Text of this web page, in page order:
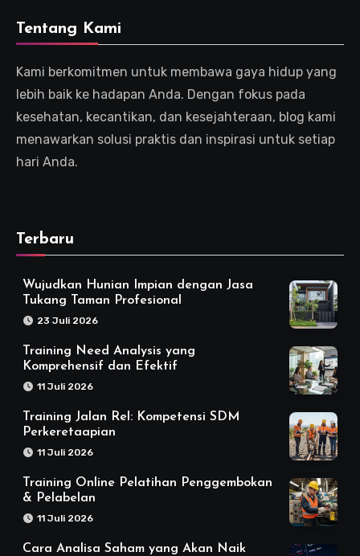
Tentang Kami
Kami berkomitmen untuk membawa gaya hidup yang
lebih baik ke hadapan Anda. Dengan fokus pada
kesehatan, kecantikan, dan kesejahteraan, blog kami
menawarkan solusi praktis dan inspirasi untuk setiap
hari Anda.
Terbaru
Wujudkan Hunian Impian dengan Jasa
Tukang Taman Profesional
23 Juli 2026
Training Need Analysis yang
Komprehensif dan Efektif
11 Juli 2026
Training Jalan Rel: Kompetensi SDM
Perkeretaapian
11 Juli 2026
Training Online Pelatihan Penggembokan
& Pelabelan
11 Juli 2026
Cara Analisa Saham yang Akan Naik